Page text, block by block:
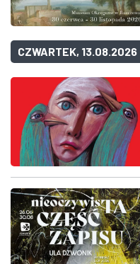
CZWARTEK, 13.08.2026